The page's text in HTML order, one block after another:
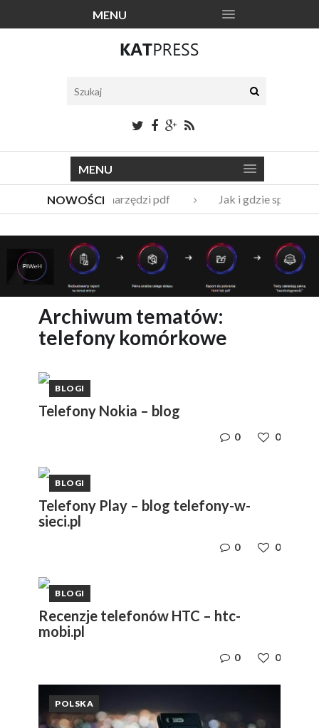
MENU
MENU
NOWOŚCI
Katalogi narzędzi pdf
Jak i gdzie
Vito Bambino – kim jest nowy członek Męskie
Archiwum tematów:
telefony komórkowe
BLOGI
Telefony Nokia – blog
0
0
BLOGI
Telefony Play – blog telefony-w-
sieci.pl
0
0
BLOGI
Recenzje telefonów HTC – htc-
mobi.pl
0
0
POLSKA